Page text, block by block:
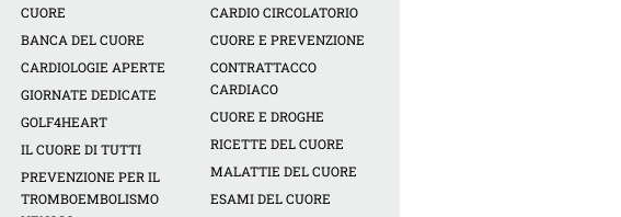
CUORE
BANCA DEL CUORE
CARDIOLOGIE APERTE
GIORNATE DEDICATE
GOLF4HEART
IL CUORE DI TUTTI
PREVENZIONE PER IL
TROMBOEMBOLISMO
CARDIO CIRCOLATORIO
CUORE E PREVENZIONE
CONTRATTACCO
CARDIACO
CUORE E DROGHE
RICETTE DEL CUORE
MALATTIE DEL CUORE
ESAMI DEL CUORE